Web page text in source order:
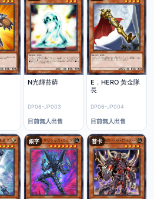
N光輝苔蘚
DP06-JP003
目前無人出售
E．HERO 黃金隊
長
DP06-JP004
目前無人出售
銀字 普卡